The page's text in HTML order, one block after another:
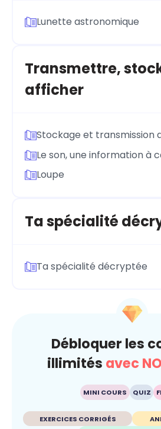
Lunette astronomique
Transmettre,
afficher
Stockage et transmission
Le son, une information à
Loupe
Ta spécialité
Ta spécialité décryptée
Débloquer les
illimités avec
MINI COURS QUIZ
EXERCICES CORRIGÉS